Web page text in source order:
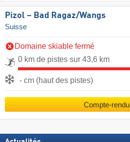
Pizol – Bad Ragaz/​Wangs
Suisse
Domaine skiable fermé
0 km de pistes sur 43,6 km
- cm (haut des pistes)
Compte-rendu